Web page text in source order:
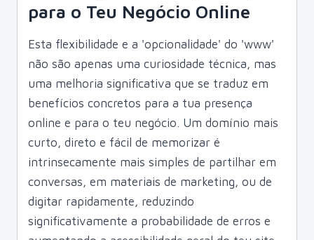
para o Teu Negócio Online
Esta flexibilidade e a 'opcionalidade' do 'www'
não são apenas uma curiosidade técnica, mas
uma melhoria significativa que se traduz em
benefícios concretos para a tua presença
online e para o teu negócio. Um domínio mais
curto, direto e fácil de memorizar é
intrinsecamente mais simples de partilhar em
conversas, em materiais de marketing, ou de
digitar rapidamente, reduzindo
significativamente a probabilidade de erros e